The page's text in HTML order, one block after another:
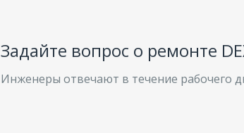
Задайте вопрос о ремонте
Инженеры отвечают в течение рабочего